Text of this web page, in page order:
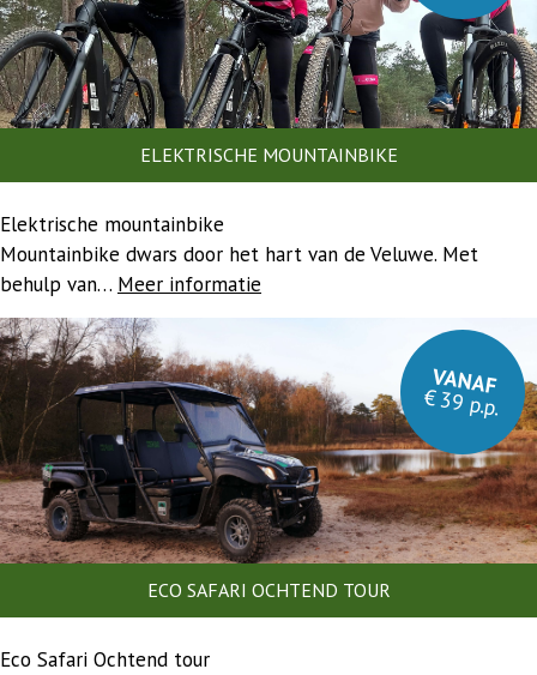
ELEKTRISCHE MOUNTAINBIKE
Elektrische mountainbike
Mountainbike dwars door het hart van de Veluwe. Met
behulp van… Meer informatie
VANAF
€ 39 p.p.
ECO SAFARI OCHTEND TOUR
Eco Safari Ochtend tour